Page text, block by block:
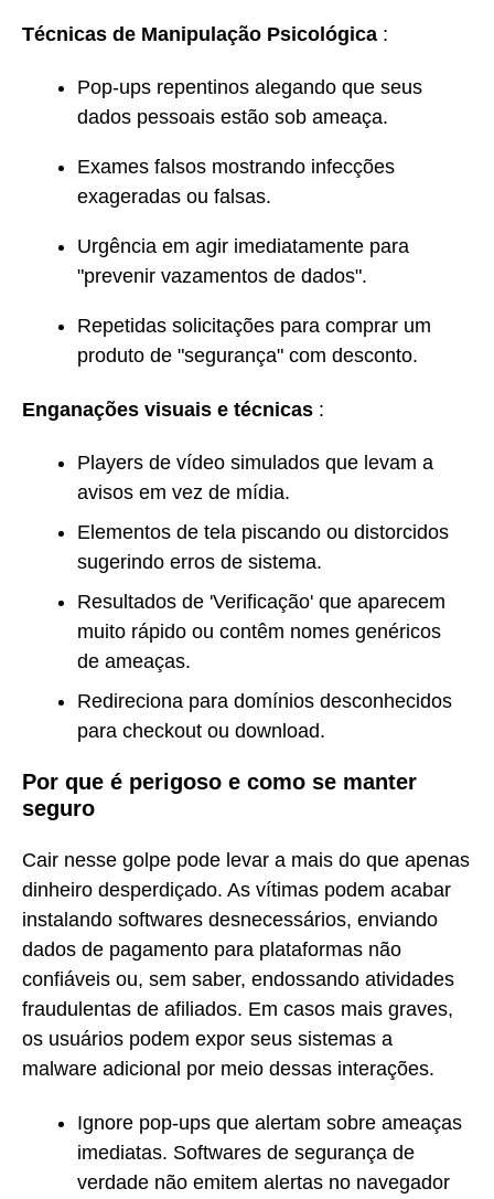
Técnicas de Manipulação Psicológica :
Pop-ups repentinos alegando que seus
dados pessoais estão sob ameaça.
Exames falsos mostrando infecções
exageradas ou falsas.
Urgência em agir imediatamente para
"prevenir vazamentos de dados".
Repetidas solicitações para comprar um
produto de "segurança" com desconto.
Enganações visuais e técnicas :
Players de vídeo simulados que levam a
avisos em vez de mídia.
Elementos de tela piscando ou distorcidos
sugerindo erros de sistema.
Resultados de 'Verificação' que aparecem
muito rápido ou contêm nomes genéricos
de ameaças.
Redireciona para domínios desconhecidos
para checkout ou download.
Por que é perigoso e como se manter
seguro
Cair nesse golpe pode levar a mais do que apenas
dinheiro desperdiçado. As vítimas podem acabar
instalando softwares desnecessários, enviando
dados de pagamento para plataformas não
confiáveis ou, sem saber, endossando atividades
fraudulentas de afiliados. Em casos mais graves,
os usuários podem expor seus sistemas a
malware adicional por meio dessas interações.
Ignore pop-ups que alertam sobre ameaças
imediatas. Softwares de segurança de
verdade não emitem alertas no navegador